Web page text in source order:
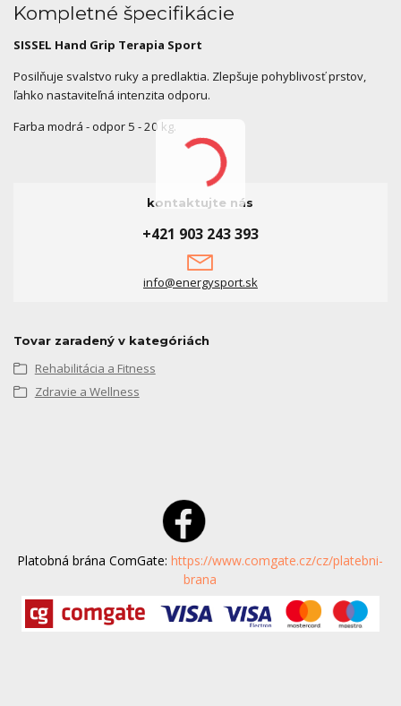
Kompletné špecifikácie
SISSEL Hand Grip Terapia Sport
Posilňuje svalstvo ruky a predlaktia. Zlepšuje pohyblivosť prstov,
ľahko nastaviteľná intenzita odporu.
Farba modrá - odpor 5 - 20 kg.
kontaktujte nás
+421 903 243 393
info@energysport.sk
Tovar zaradený v kategóriách
Rehabilitácia a Fitness
Zdravie a Wellness
Platobná brána ComGate:https://www.comgate.cz/cz/platebni-
brana